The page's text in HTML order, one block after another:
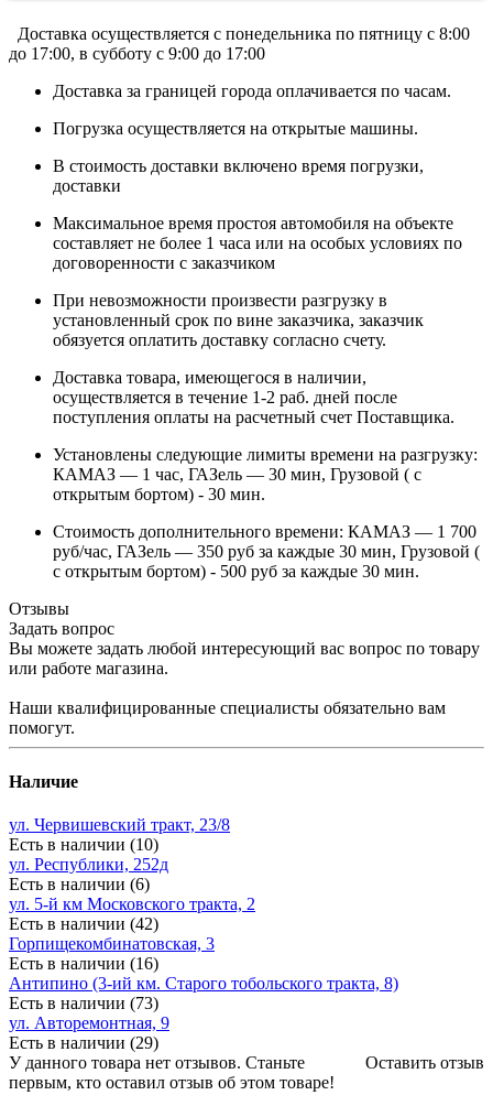
Доставка осуществляется c понедельника по пятницу с 8:00
до 17:00, в субботу с 9:00 до 17:00
Доставка за границей города оплачивается по часам.
Погрузка осуществляется на открытые машины.
В стоимость доставки включено время погрузки,
доставки
Максимальное время простоя автомобиля на объекте
составляет не более 1 часа или на особых условиях по
договоренности с заказчиком
При невозможности произвести разгрузку в
установленный срок по вине заказчика, заказчик
обязуется оплатить доставку согласно счету.
Доставка товара, имеющегося в наличии,
осуществляется в течение 1-2 раб. дней после
поступления оплаты на расчетный счет Поставщика.
Установлены следующие лимиты времени на разгрузку:
КАМАЗ — 1 час, ГАЗель — 30 мин, Грузовой ( с
открытым бортом) - 30 мин.
Стоимость дополнительного времени: КАМАЗ — 1 700
руб/час, ГАЗель — 350 руб за каждые 30 мин, Грузовой (
с открытым бортом) - 500 руб за каждые 30 мин.
Отзывы
Задать вопрос
Вы можете задать любой интересующий вас вопрос по товару
или работе магазина.
Наши квалифицированные специалисты обязательно вам
помогут.
Наличие
ул. Червишевский тракт, 23/8
Есть в наличии (10)
ул. Республики, 252д
Есть в наличии (6)
ул. 5-й км Московского тракта, 2
Есть в наличии (42)
Горпищекомбинатовская, 3
Есть в наличии (16)
Антипино (3-ий км. Старого тобольского тракта, 8)
Есть в наличии (73)
ул. Авторемонтная, 9
Есть в наличии (29)
Оставить отзыв
У данного товара нет отзывов. Станьте
первым, кто оставил отзыв об этом товаре!